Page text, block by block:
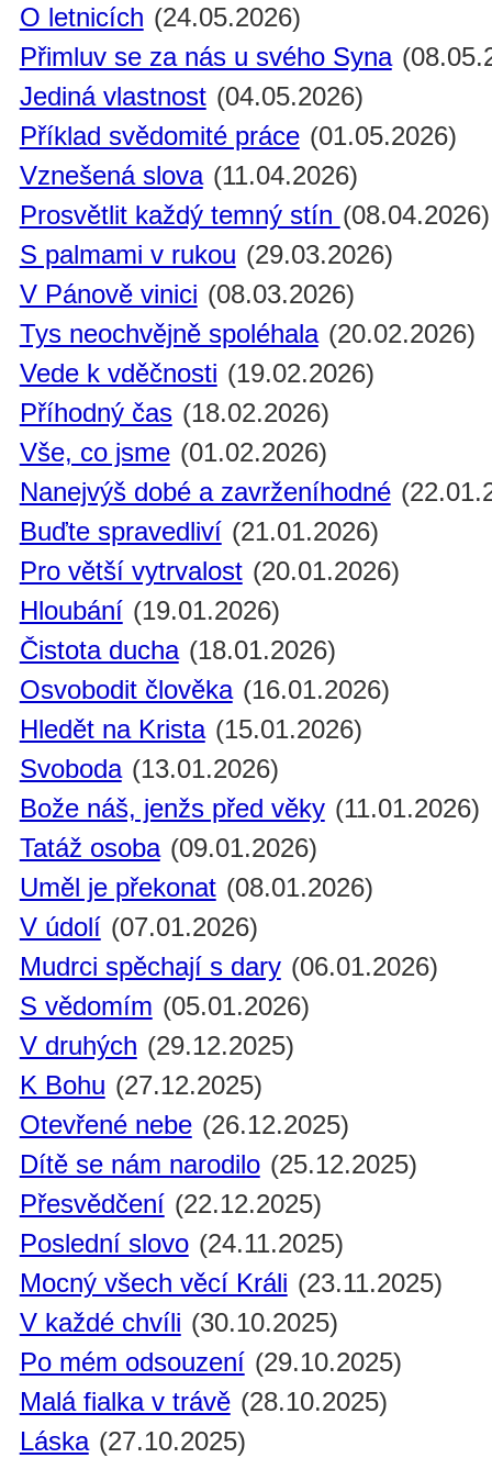
O letnicích (24.05.2026)
Přimluv se za nás u svého Syna
Jediná vlastnost (04.05.2026)
Příklad svědomité práce (01.05.2026)
Vznešená slova (11.04.2026)
Prosvětlit každý temný stín (08.04.2026)
S palmami v rukou (29.03.2026)
V Pánově vinici (08.03.2026)
Tys neochvějně spoléhala (20.02.2026)
Vede k vděčnosti (19.02.2026)
Příhodný čas (18.02.2026)
Vše, co jsme (01.02.2026)
Nanejvýš dobé a zavrženíhodné
Buďte spravedliví (21.01.2026)
Pro větší vytrvalost (20.01.2026)
Hloubání (19.01.2026)
Čistota ducha (18.01.2026)
Osvobodit člověka (16.01.2026)
Hledět na Krista (15.01.2026)
Svoboda (13.01.2026)
Bože náš, jenžs před věky (11.01.2026)
Tatáž osoba (09.01.2026)
Uměl je překonat (08.01.2026)
V údolí (07.01.2026)
Mudrci spěchají s dary (06.01.2026)
S vědomím (05.01.2026)
V druhých (29.12.2025)
K Bohu (27.12.2025)
Otevřené nebe (26.12.2025)
Dítě se nám narodilo (25.12.2025)
Přesvědčení (22.12.2025)
Poslední slovo (24.11.2025)
Mocný všech věcí Králi (23.11.2025)
V každé chvíli (30.10.2025)
Po mém odsouzení (29.10.2025)
Malá fialka v trávě (28.10.2025)
Láska (27.10.2025)